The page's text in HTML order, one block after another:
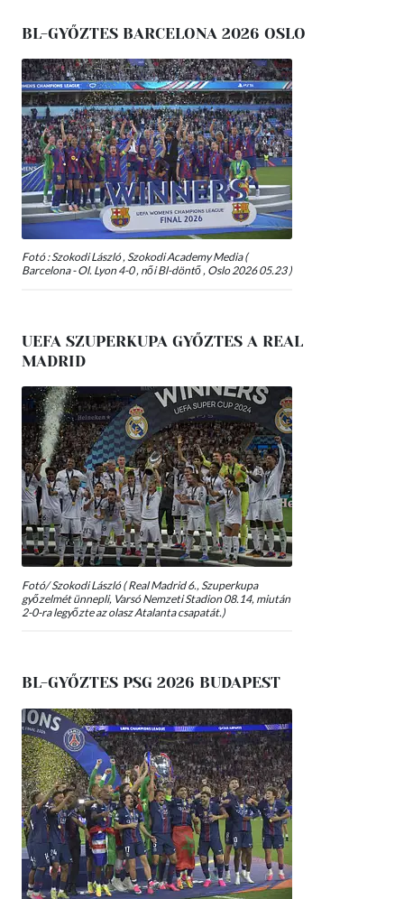
BL-GYŐZTES BARCELONA 2026 OSLO
Fotó : Szokodi László , Szokodi Academy Media (
Barcelona - Ol. Lyon 4-0 , női Bl-döntő , Oslo 2026 05.23 )
UEFA SZUPERKUPA GYŐZTES A REAL
MADRID
Fotó/ Szokodi László ( Real Madrid 6., Szuperkupa
győzelmét ünnepli, Varsó Nemzeti Stadion 08.14, miután
2-0-ra legyőzte az olasz Atalanta csapatát.)
BL-GYŐZTES PSG 2026 BUDAPEST